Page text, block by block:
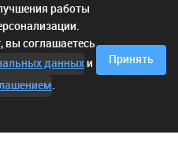
42-
Условия
доставки
Отзывы
работы
вы соглашаетесь
данныхи
.
Принять